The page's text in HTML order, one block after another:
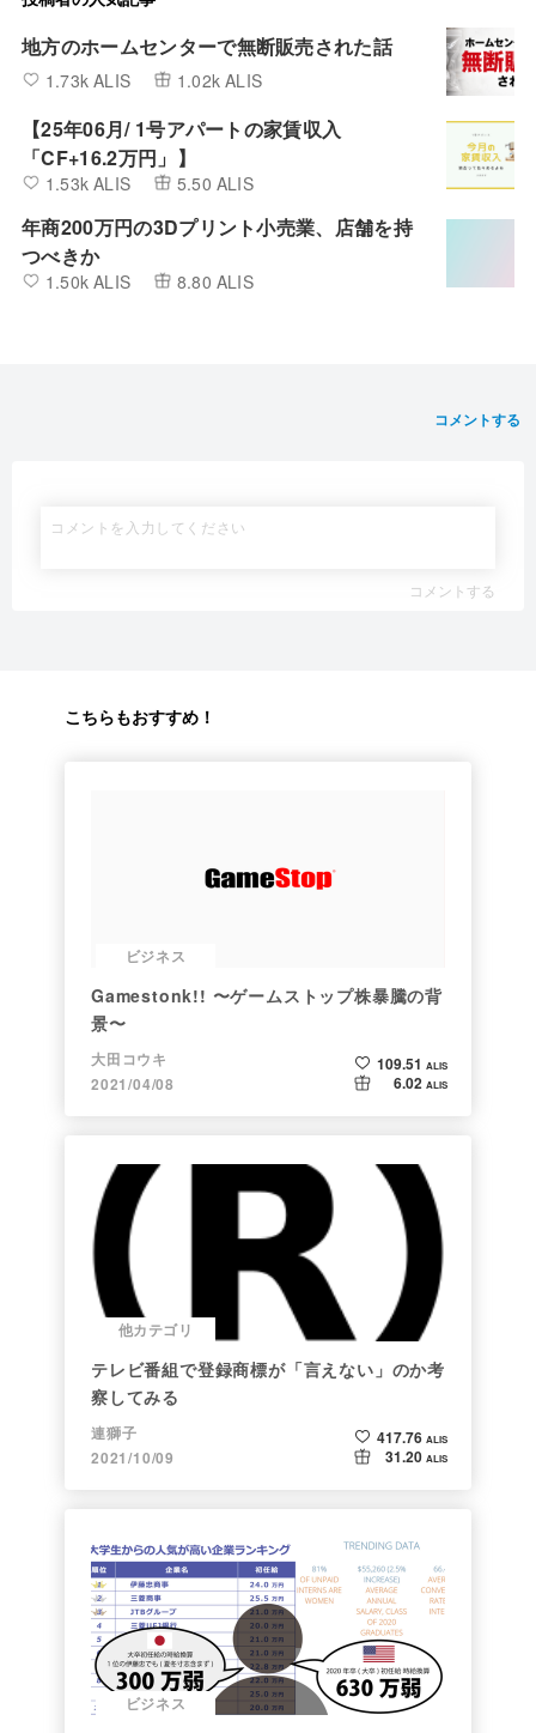
地方のホームセンターで無断販売された話
1.73k ALIS 1.02k ALIS
【25年06月/ 1号アパートの家賃収入
「CF+16.2万円」】
1.53k ALIS 5.50 ALIS
年商200万円の3Dプリント小売業、店舗を持
つべきか
1.50k ALIS 8.80 ALIS
コメントする
コメントする
こちらもおすすめ！
ビジネス
Gamestonk!! 〜ゲームストップ株暴騰の背
景〜
大田コウキ
2021/04/08
109.51 ALIS
6.02 ALIS
他カテゴリ
テレビ番組で登録商標が「言えない」のか考
察してみる
連獅子
2021/10/09
417.76 ALIS
31.20 ALIS
ビジネス